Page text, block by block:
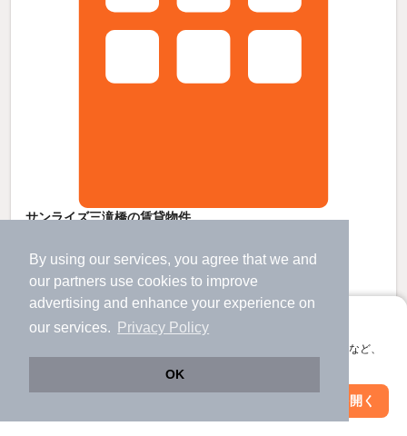
By using our services, you agree that we and
our partners use cookies to improve
advertising and enhance your experience on
our services.
Privacy Policy
OK
アプリに切り替えて、サクサクお部屋探し
会員登録なしですぐ使える。マップ検索やお気に入り保存など、
アプリを開く
サンライズ三滝橋の賃貸物件
すべての写真
三滝駅 歩2 分 （可部線）
横川駅駅 歩
12分 （広電横川線）
ほか1駅（徒歩20分圏内）
広島県広島市西区三滝本町1丁目
7階建 / 35年8ヶ月 / RC
駐車場あり
駐輪場あり
絞り込み条件を変更